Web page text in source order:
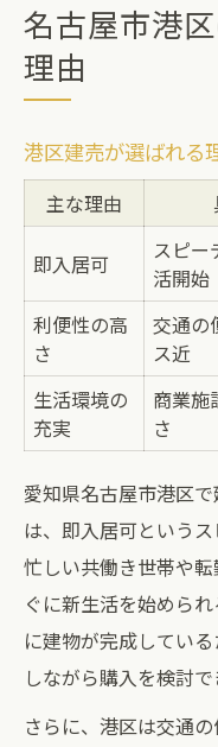
名古屋市港
理由
港区建売が選ばれる
主な理由
即入居可
スピー
活開始
利便性の高
さ
交通の
ス近
生活環境の
充実
商業施
さ
愛知県名古屋市港区
は、即入居可というス
忙しい共働き世帯や
ぐに新生活を始めら
に建物が完成してい
しながら購入を検討で
さらに、港区は交通